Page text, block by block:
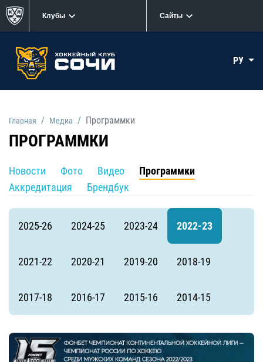
Клубы Сайты
РУ
Главная Медиа Программки
ПРОГРАММКИ
Новости Фото Видео
Программки
Аккредитация
Брендбук
2025-26 2024-25 2023-24 2022-23
2021-22 2020-21 2019-20 2018-19
2017-18 2016-17 2015-16 2014-15